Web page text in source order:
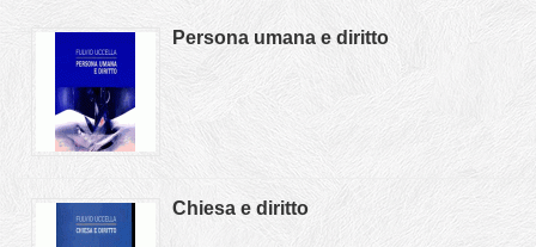
Persona umana e diritto
Chiesa e diritto